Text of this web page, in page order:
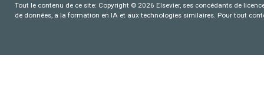
Tout le contenu de ce site: Copyright © 2026 Elsevier, ses concédants de
de données, a la formation en IA et aux technologies similaires. Pour tout